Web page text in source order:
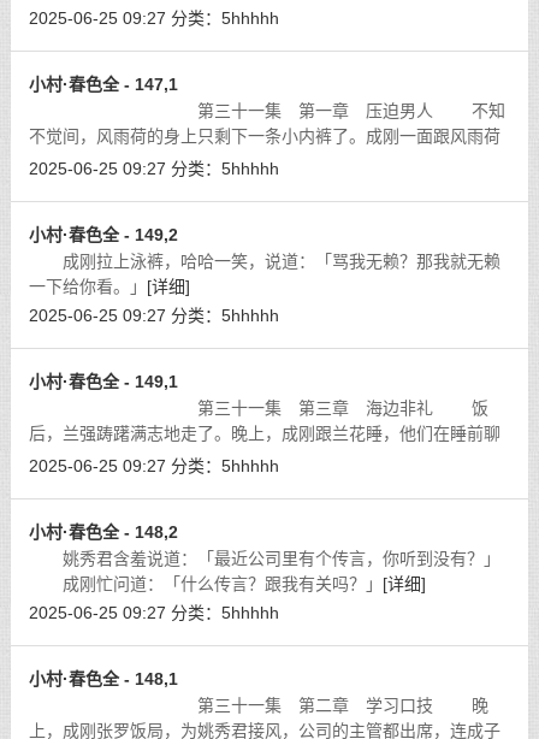
2025-06-25 09:27 分类： 5hhhhh
小村·春色全 - 147,1
第三十一集 第一章 压迫男人 不知
不觉间，风雨荷的身上只剩下一条小内裤了。成刚一面跟风雨荷
甜滋滋地吸着舌头，双手则握着风雨荷的一对奶子推来揉去，好
2025-06-25 09:27 分类： 5hhhhh
小村·春色全 - 149,2
成刚拉上泳裤，哈哈一笑，说道：「骂我无赖？那我就无赖
一下给你看。」 [详细]
2025-06-25 09:27 分类： 5hhhhh
小村·春色全 - 149,1
第三十一集 第三章 海边非礼 饭
后，兰强踌躇满志地走了。晚上，成刚跟兰花睡，他们在睡前聊
起天来。 [详细]
2025-06-25 09:27 分类： 5hhhhh
小村·春色全 - 148,2
姚秀君含羞说道：「最近公司里有个传言，你听到没有？」
成刚忙问道：「什么传言？跟我有关吗？」 [详细]
2025-06-25 09:27 分类： 5hhhhh
小村·春色全 - 148,1
第三十一集 第二章 学习口技 晚
上，成刚张罗饭局，为姚秀君接风，公司的主管都出席，连成子